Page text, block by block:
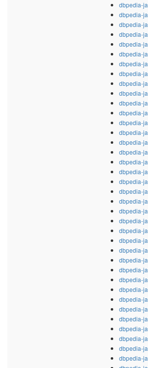
dbpedia-ja
dbpedia-ja
dbpedia-ja
dbpedia-ja
dbpedia-ja
dbpedia-ja
dbpedia-ja
dbpedia-ja
dbpedia-ja
dbpedia-ja
dbpedia-ja
dbpedia-ja
dbpedia-ja
dbpedia-ja
dbpedia-ja
dbpedia-ja
dbpedia-ja
dbpedia-ja
dbpedia-ja
dbpedia-ja
dbpedia-ja
dbpedia-ja
dbpedia-ja
dbpedia-ja
dbpedia-ja
dbpedia-ja
dbpedia-ja
dbpedia-ja
dbpedia-ja
dbpedia-ja
dbpedia-ja
dbpedia-ja
dbpedia-ja
dbpedia-ja
dbpedia-ja
dbpedia-ja
dbpedia-ja